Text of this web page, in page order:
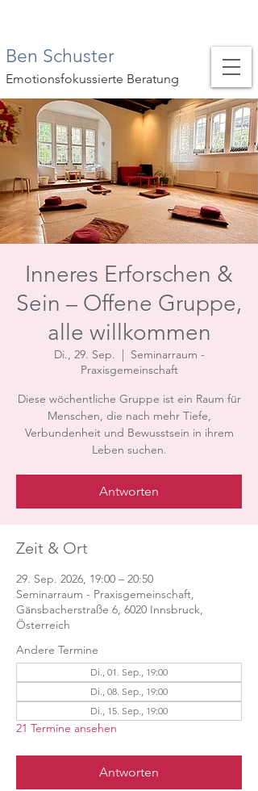
Ben Schuster
Emotionsfokussierte Beratung
Inneres Erforschen &
Sein – Offene Gruppe,
alle willkommen
Di., 29. Sep.
  |
Seminarraum -
Praxisgemeinschaft
Diese wöchentliche Gruppe ist ein Raum für
Menschen, die nach mehr Tiefe,
Verbundenheit und Bewusstsein in ihrem
Leben suchen.
Antworten
Zeit & Ort
29. Sep. 2026, 19:00 – 20:50
Seminarraum - Praxisgemeinschaft,
Gänsbacherstraße 6, 6020 Innsbruck,
Österreich
Andere Termine
Di., 01. Sep., 19:00
Di., 08. Sep., 19:00
Di., 15. Sep., 19:00
21 Termine ansehen
Antworten